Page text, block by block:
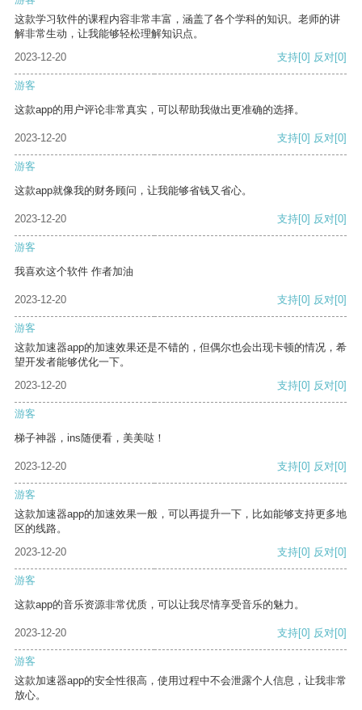
这款学习软件的课程内容非常丰富，涵盖了各个学科的知识。老师的讲
解非常生动，让我能够轻松理解知识点。
2023-12-20
支持[0] 反对[0]
游客
这款app的用户评论非常真实，可以帮助我做出更准确的选择。
2023-12-20 支持[0] 反对[0]
游客
这款app就像我的财务顾问，让我能够省钱又省心。
2023-12-20 支持[0] 反对[0]
游客
我喜欢这个软件 作者加油
2023-12-20 支持[0] 反对[0]
游客
这款加速器app的加速效果还是不错的，但偶尔也会出现卡顿的情况，希
望开发者能够优化一下。
2023-12-20
支持[0] 反对[0]
游客
梯子神器，ins随便看，美美哒！
2023-12-20 支持[0] 反对[0]
游客
这款加速器app的加速效果一般，可以再提升一下，比如能够支持更多地
区的线路。
2023-12-20
支持[0] 反对[0]
游客
这款app的音乐资源非常优质，可以让我尽情享受音乐的魅力。
2023-12-20 支持[0] 反对[0]
游客
这款加速器app的安全性很高，使用过程中不会泄露个人信息，让我非常
放心。